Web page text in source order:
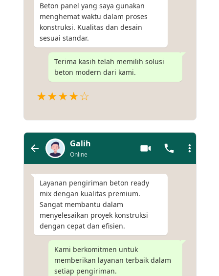
Beton panel yang saya gunakan
menghemat waktu dalam proses
konstruksi. Kualitas dan desain
sesuai standar.
Terima kasih telah memilih solusi
beton modern dari kami.
★★★★☆
Galih
Online
Layanan pengiriman beton ready
mix dengan kualitas premium.
Sangat membantu dalam
menyelesaikan proyek konstruksi
dengan cepat dan efisien.
Kami berkomitmen untuk
memberikan layanan terbaik dalam
setiap pengiriman.